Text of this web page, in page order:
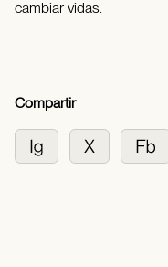
cambiar vidas.
Compartir